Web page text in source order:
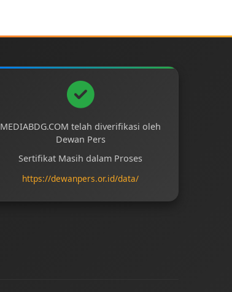
MEDIABDG.COM telah diverifikasi oleh
Dewan Pers
Sertifikat Masih dalam Proses
https://dewanpers.or.id/data/